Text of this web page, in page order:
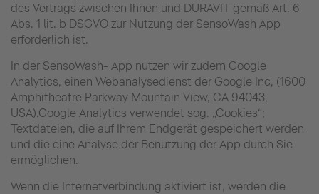
des Vertrags zwischen Ihnen und DURAVIT gemäß Art. 6
Abs. 1 lit. b DSGVO zur Nutzung der SensoWash App
erforderlich ist.
In der SensoWash- App nutzen wir zudem Google
Analytics, einen Webanalysedienst der Google Inc, (1600
Amphitheatre Parkway Mountain View, CA 94043,
USA).Google Analytics verwendet sog. „Cookies“;
Textdateien, die auf Ihrem Endgerät gespeichert werden
und die eine Analyse der Benutzung der App durch Sie
ermöglichen.
Wenn die Internetverbindung aktiviert ist, werden die